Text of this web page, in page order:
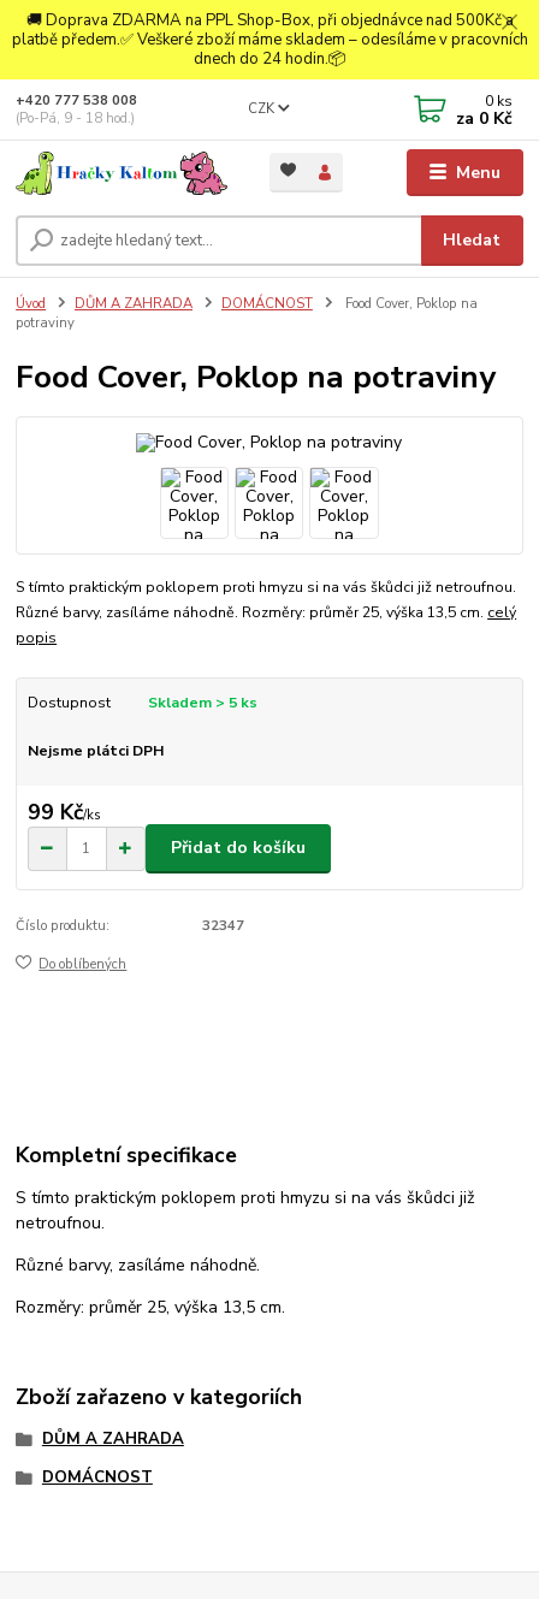
🚚 Doprava ZDARMA na PPL Shop-Box, při objednávce nad 500Kč a
platbě předem.✅ Veškeré zboží máme skladem – odesíláme v pracovních
dnech do 24 hodin.📦
Menu
CZK
Hledat
+420 777 538 008
(Po-Pá, 9 - 18 hod.)
0 ks
za 0 Kč
Úvod DŮM A ZAHRADA DOMÁCNOST
Food Cover, Poklop na
potraviny
Food Cover, Poklop na potraviny
S tímto praktickým poklopem proti hmyzu si na vás škůdci již netroufnou.
Různé barvy, zasíláme náhodně. Rozměry: průměr 25, výška 13,5 cm. celý
popis
Dostupnost Skladem > 5 ks
Nejsme plátci DPH
99 Kč/ks
Přidat do košíku
Číslo produktu: 32347
Do oblíbených
Kompletní specifikace
S tímto praktickým poklopem proti hmyzu si na vás škůdci již
netroufnou.
Různé barvy, zasíláme náhodně.
Rozměry: průměr 25, výška 13,5 cm.
Zboží zařazeno v kategoriích
DŮM A ZAHRADA
DOMÁCNOST